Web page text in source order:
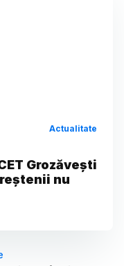
Actualitate
Grozăvești
nu